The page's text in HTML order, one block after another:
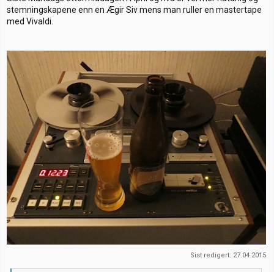
stemningskapene enn en Ægir Siv mens man ruller en mastertape
med Vivaldi.
Sist redigert: 27.04.2015